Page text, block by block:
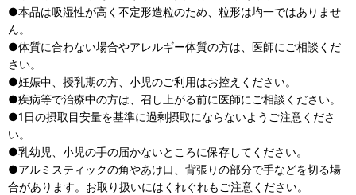
●本品は吸湿性が高く不定形造粒のため、粒形は均一ではありませ
ん。
●体質に合わない場合やアレルギー体質の方は、医師にご相談くだ
さい。
●妊娠中、授乳期の方、小児のご利用はお控えください。
●疾病等で治療中の方は、召し上がる前に医師にご相談ください。
●1日の摂取目安量を基準に過剰摂取にならないようご注意くださ
い。
●乳幼児、小児の手の届かないところに保存してください。
●アルミスティックの角やあけ口、背張りの部分で手などを切る場
合があります。お取り扱いにはくれぐれもご注意ください。